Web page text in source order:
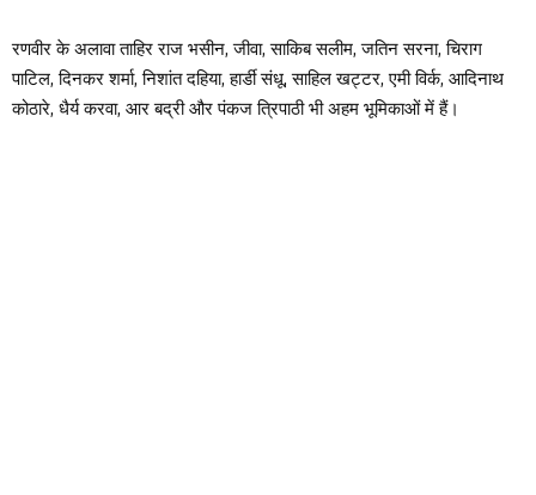
रणवीर के अलावा ताहिर राज भसीन, जीवा, साकिब सलीम, जतिन सरना, चिराग
पाटिल, दिनकर शर्मा, निशांत दहिया, हार्डी संधू, साहिल खट्टर, एमी विर्क, आदिनाथ
कोठारे, धैर्य करवा, आर बद्री और पंकज त्रिपाठी भी अहम भूमिकाओं में हैं।